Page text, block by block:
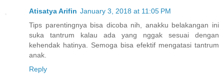
Atisatya Arifin January 3, 2018 at 11:05 PM
Tips parentingnya bisa dicoba nih, anakku belakangan ini
suka tantrum kalau ada yang nggak sesuai dengan
kehendak hatinya. Semoga bisa efektif mengatasi tantrum
anak.
Reply